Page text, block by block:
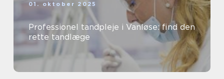
01. oktober 2025
Professionel tandpleje i Vanløse: find den
rette tandlæge